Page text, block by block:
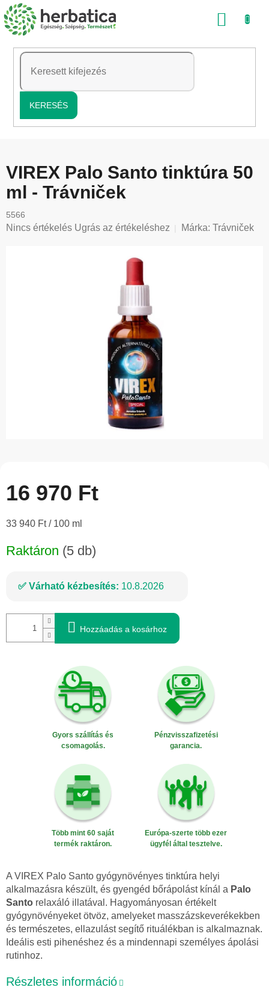
Ugrás
a
tartalomhoz
KERESÉS
VIREX Palo Santo tinktúra 50
ml - Trávniček
5566
A
Nincs értékelés Ugrás az értékeléshez Márka: Trávniček
16 970 Ft
Egységár:
33 940 Ft / 100 ml
Raktáron (5 db)
Várható kézbesítés: 10.8.2026
Hozzáadás a kosárhoz
Gyors szállítás és
csomagolás.
Pénzvisszafizetési
garancia.
Több mint 60 saját
termék raktáron.
Európa-szerte több ezer
ügyfél által tesztelve.
A VIREX Palo Santo gyógynövényes tinktúra helyi
alkalmazásra készült, és gyengéd bőrápolást kínál a Palo
Santo relaxáló illatával. Hagyományosan értékelt
gyógynövényeket ötvöz, amelyeket masszázskeverékekben
és természetes, ellazulást segítő rituálékban is alkalmaznak.
Ideális esti pihenéshez és a mindennapi személyes ápolási
rutinhoz.
Részletes információ